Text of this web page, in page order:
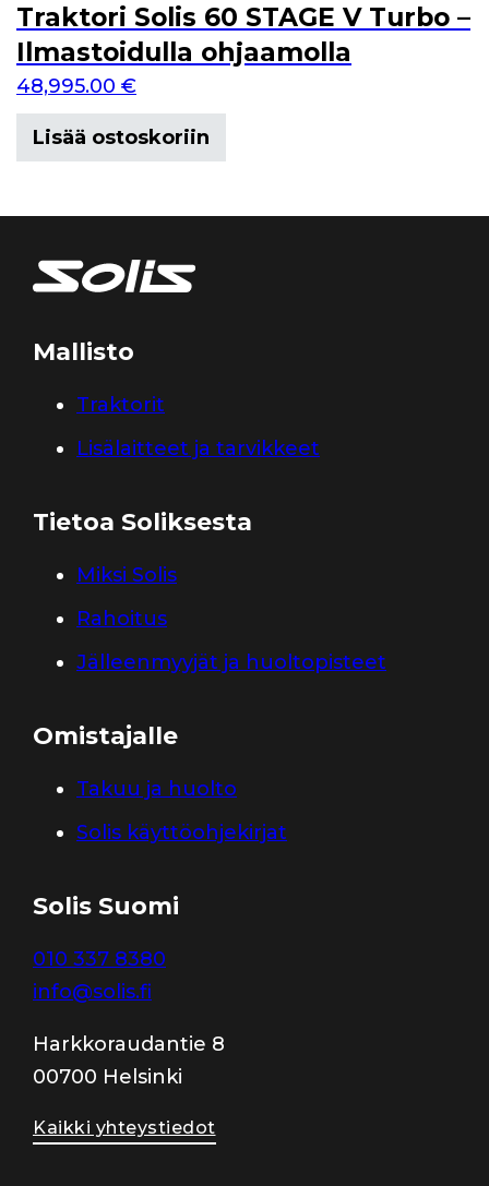
Traktori Solis 60 STAGE V Turbo –
Ilmastoidulla ohjaamolla
48,995.00 €
Lisää ostoskoriin
Mallisto
Traktorit
Lisälaitteet ja tarvikkeet
Tietoa Soliksesta
Miksi Solis
Rahoitus
Jälleenmyyjät ja huoltopisteet
Omistajalle
Takuu ja huolto
Solis käyttöohjekirjat
Solis Suomi
010 337 8380
info@solis.fi
Harkkoraudantie 8
00700 Helsinki
Kaikki yhteystiedot